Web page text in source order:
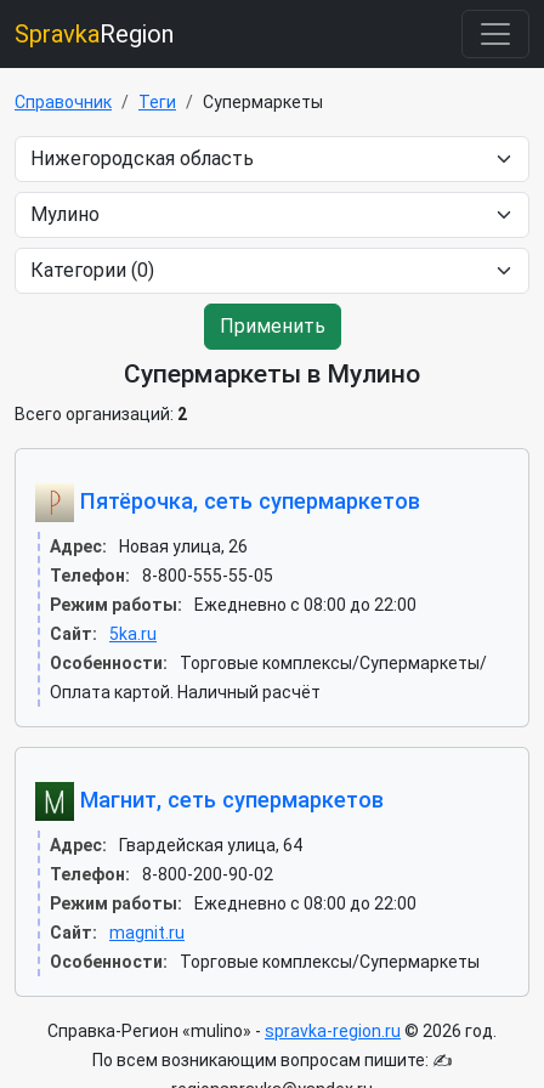
SpravkaRegion
Справочник Теги Супермаркеты
Применить
Супермаркеты в Мулино
Всего организаций: 2
Пятёрочка, сеть супермаркетов
Адрес:
Новая улица, 26
Телефон:
8-800-555-55-05
Режим работы:
Ежедневно с 08:00 до 22:00
Сайт:
5ka.ru
Особенности:
Торговые комплексы/Супермаркеты/
Оплата картой. Наличный расчёт
Магнит, сеть супермаркетов
Адрес:
Гвардейская улица, 64
Телефон:
8-800-200-90-02
Режим работы:
Ежедневно с 08:00 до 22:00
Сайт:
magnit.ru
Особенности:
Торговые комплексы/Супермаркеты
Справка-Регион «mulino» - spravka-region.ru © 2026 год.
По всем возникающим вопросам пишите: ✍